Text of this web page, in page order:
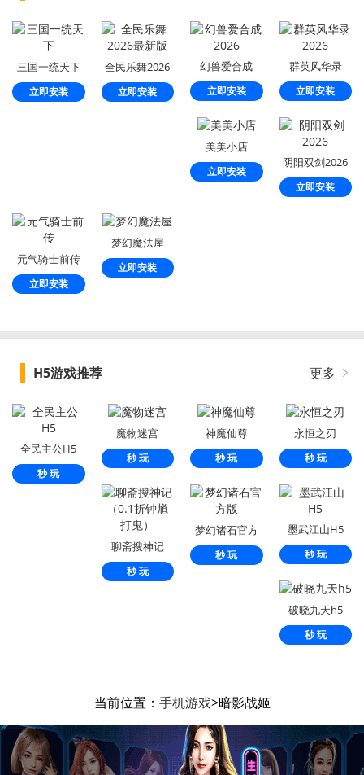
三国一统天下
立即安装
全民乐舞2026
最新版
立即安装
幻兽爱合成
2026
立即安装
群英风华录
2026
立即安装
美美小店
立即安装
阴阳双剑2026
立即安装
元气骑士前传
立即安装
梦幻魔法屋
立即安装
H5游戏推荐 更多
全民主公H5
秒 玩
魔物迷宫
秒 玩
神魔仙尊
秒 玩
永恒之刃
秒 玩
聊斋搜神记
（0.1折钟馗打
鬼）
秒 玩
梦幻诸石官方
版
秒 玩
墨武江山H5
秒 玩
破晓九天h5
秒 玩
当前位置： 手机游戏>暗影战姬